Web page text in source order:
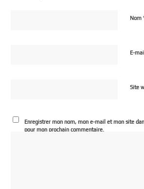
Nom
E-
Site
Enregistrer mon nom, mon e-mail et mon site
pour mon prochain commentaire.